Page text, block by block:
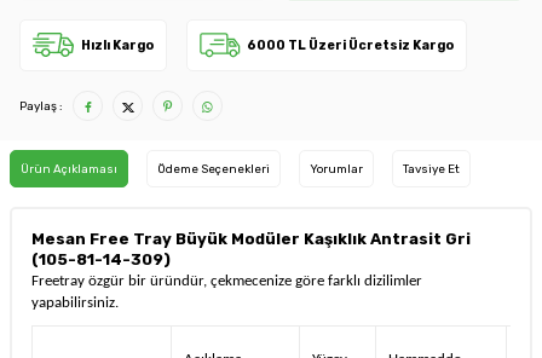
Hızlı Kargo 6000 TL Üzeri Ücretsiz Kargo
Paylaş :
Ürün Açıklaması Ödeme Seçenekleri Yorumlar Tavsiye Et
Mesan Free Tray Büyük Modüler Kaşıklık Antrasit Gri
(105-81-14-309)
Freetray özgür bir üründür, çekmecenize göre farklı dizilimler
yapabilirsiniz.